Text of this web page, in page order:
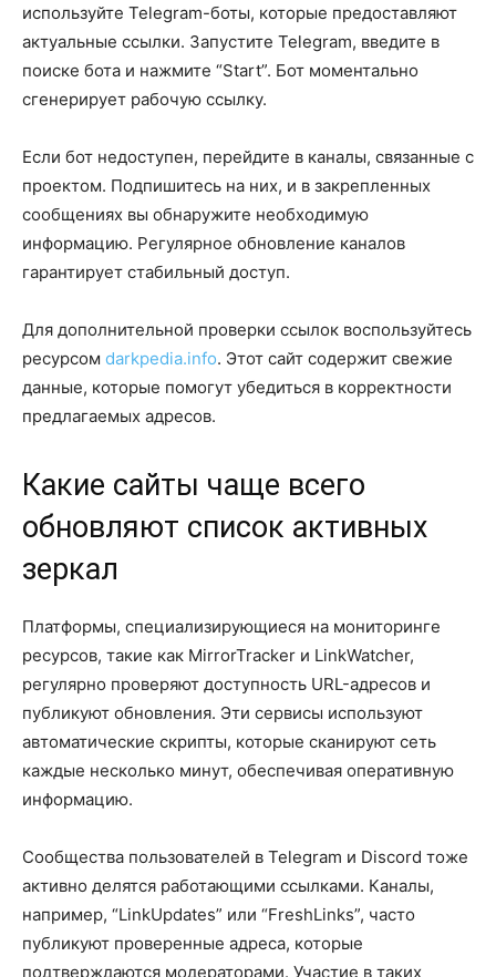
используйте Telegram-боты, которые предоставляют
актуальные ссылки. Запустите Telegram, введите в
поиске бота и нажмите “Start”. Бот моментально
сгенерирует рабочую ссылку.
Если бот недоступен, перейдите в каналы, связанные с
проектом. Подпишитесь на них, и в закрепленных
сообщениях вы обнаружите необходимую
информацию. Регулярное обновление каналов
гарантирует стабильный доступ.
Для дополнительной проверки ссылок воспользуйтесь
ресурсом darkpedia.info. Этот сайт содержит свежие
данные, которые помогут убедиться в корректности
предлагаемых адресов.
Какие сайты чаще всего
обновляют список активных
зеркал
Платформы, специализирующиеся на мониторинге
ресурсов, такие как MirrorTracker и LinkWatcher,
регулярно проверяют доступность URL-адресов и
публикуют обновления. Эти сервисы используют
автоматические скрипты, которые сканируют сеть
каждые несколько минут, обеспечивая оперативную
информацию.
Сообщества пользователей в Telegram и Discord тоже
активно делятся работающими ссылками. Каналы,
например, “LinkUpdates” или “FreshLinks”, часто
публикуют проверенные адреса, которые
подтверждаются модераторами. Участие в таких